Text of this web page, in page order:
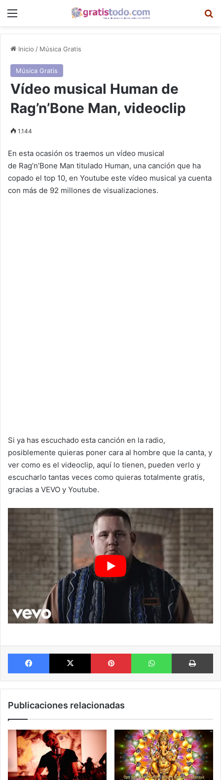
Menú
Inicio / Música Gratis
Música Gratis
Vídeo musical Human de
Rag’n’Bone Man, videoclip
1.144
En esta ocasión os traemos un vídeo musical
de Rag’n’Bone Man titulado Human, una canción que ha
copado el top 10, en Youtube este vídeo musical ya cuenta
con más de 92 millones de visualizaciones.
Si ya has escuchado esta canción en la radio,
posiblemente quieras poner cara al hombre que la canta, y
ver como es el videoclip, aquí lo tienen, pueden verlo y
escucharlo tantas veces como quieras totalmente gratis,
gracias a VEVO y Youtube.
Facebook X Pinterest WhatsApp
Publicaciones relacionadas